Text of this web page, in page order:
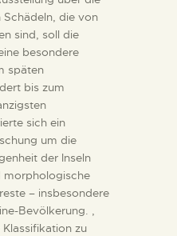
die von
sind, soll die
besondere
späten
bis zum
sich ein
um die
der Inseln
morphologische
– insbesondere
Bevölkerung. ,
zu